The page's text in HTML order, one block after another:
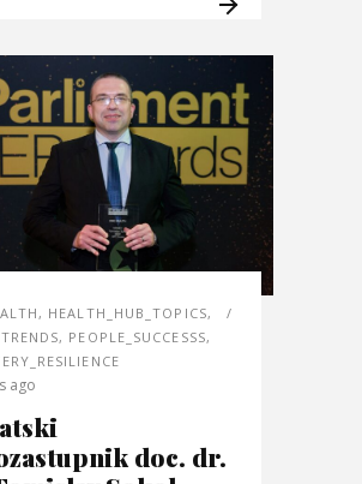
, HEALTH_HUB_TOPICS,
, PEOPLE_SUCCESSS,
ago
doc. dr.